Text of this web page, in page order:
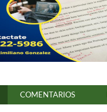
COMENTARIOS